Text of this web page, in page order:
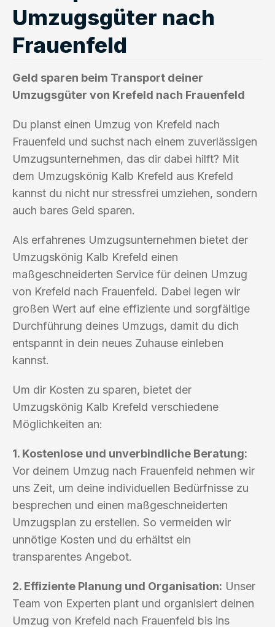
Umzugsgüter nach
Frauenfeld
Geld sparen beim Transport deiner
Umzugsgüter von Krefeld nach Frauenfeld
Du planst einen Umzug von Krefeld nach
Frauenfeld und suchst nach einem zuverlässigen
Umzugsunternehmen, das dir dabei hilft? Mit
dem Umzugskönig Kalb Krefeld aus Krefeld
kannst du nicht nur stressfrei umziehen, sondern
auch bares Geld sparen.
Als erfahrenes Umzugsunternehmen bietet der
Umzugskönig Kalb Krefeld einen
maßgeschneiderten Service für deinen Umzug
von Krefeld nach Frauenfeld. Dabei legen wir
großen Wert auf eine effiziente und sorgfältige
Durchführung deines Umzugs, damit du dich
entspannt in dein neues Zuhause einleben
kannst.
Um dir Kosten zu sparen, bietet der
Umzugskönig Kalb Krefeld verschiedene
Möglichkeiten an:
1. Kostenlose und unverbindliche Beratung:
Vor deinem Umzug nach Frauenfeld nehmen wir
uns Zeit, um deine individuellen Bedürfnisse zu
besprechen und einen maßgeschneiderten
Umzugsplan zu erstellen. So vermeiden wir
unnötige Kosten und du erhältst ein
transparentes Angebot.
2. Effiziente Planung und Organisation: Unser
Team von Experten plant und organisiert deinen
Umzug von Krefeld nach Frauenfeld bis ins